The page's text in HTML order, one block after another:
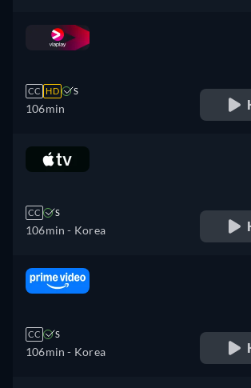
CC HD S
106min
CC S
106min - Korea
CC S
106min - Korea